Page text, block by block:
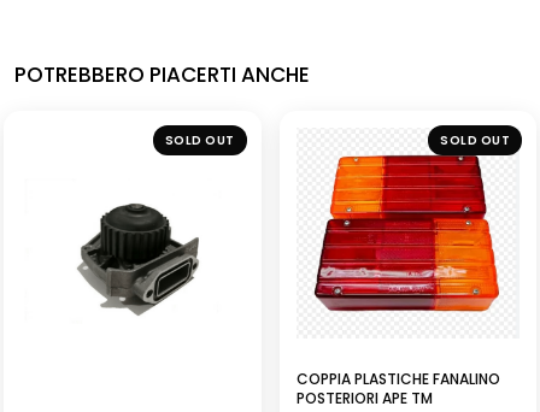
POTREBBERO PIACERTI ANCHE
SOLD OUT
USATO
SOLD OUT
COPPIA PLASTICHE FANALINO
POSTERIORI APE TM